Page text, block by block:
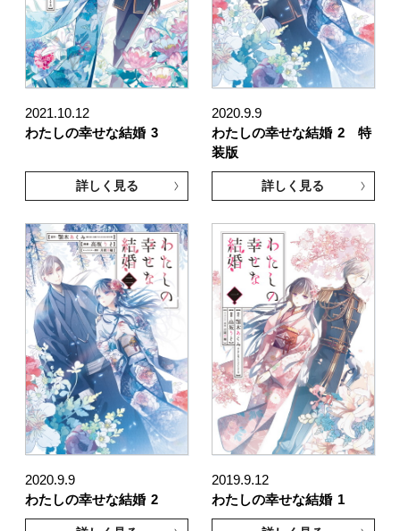
2021.10.12
わたしの幸せな結婚 3
詳しく見る
2020.9.9
わたしの幸せな結婚 2 特
装版
詳しく見る
2020.9.9
わたしの幸せな結婚 2
2019.9.12
わたしの幸せな結婚 1